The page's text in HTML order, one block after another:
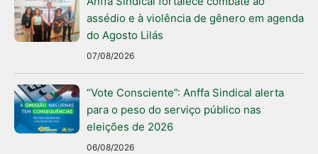
assédio e à violência de gênero em agenda
do Agosto Lilás
07/08/2026
“Vote Consciente”: Anffa Sindical alerta
para o peso do serviço público nas
eleições de 2026
06/08/2026